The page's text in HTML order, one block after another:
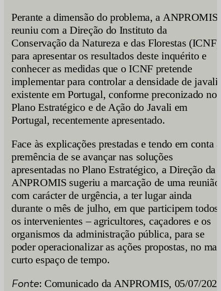
Perante a dimensão do problema, a ANPROMIS
reuniu com a Direção do Instituto da
Conservação da Natureza e das Florestas (ICNF)
para apresentar os resultados deste inquérito e
conhecer as medidas que o ICNF pretende
implementar para controlar a densidade de
existente em Portugal, conforme preconizado no
Plano Estratégico e de Ação do Javali em
Portugal, recentemente apresentado.
Face às explicações prestadas e tendo em conta a
premência de se avançar nas soluções
apresentadas no Plano Estratégico, a Direção da
ANPROMIS sugeriu a marcação de uma
com carácter de urgência, a ter lugar ainda
durante o mês de julho, em que participem todos
os intervenientes – agricultores, caçadores e os
organismos da administração pública, para se
poder operacionalizar as ações propostas, no
curto espaço de tempo.
Fonte: Comunicado da ANPROMIS, 05/07/